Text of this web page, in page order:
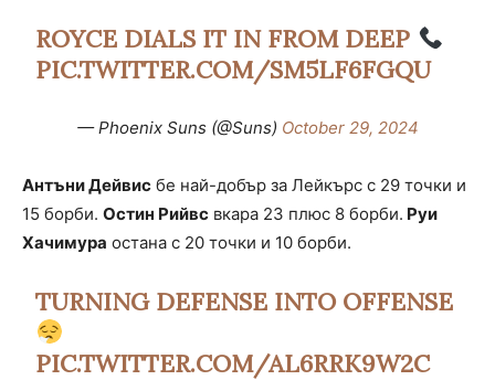
ROYCE DIALS IT IN FROM DEEP
PIC.TWITTER.COM/SM5LF6FGQU
— Phoenix Suns (@Suns) October 29, 2024
Антъни Дейвис бе най-добър за Лейкърс с 29 точки и
15 борби. Остин Рийвс вкара 23 плюс 8 борби. Руи
Хачимура остана с 20 точки и 10 борби.
TURNING DEFENSE INTO OFFENSE
PIC.TWITTER.COM/AL6RRK9W2C